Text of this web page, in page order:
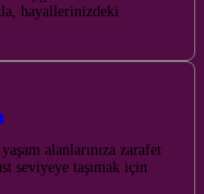
hayallerinizdeki
alanlarınıza zarafet
seviyeye taşımak için